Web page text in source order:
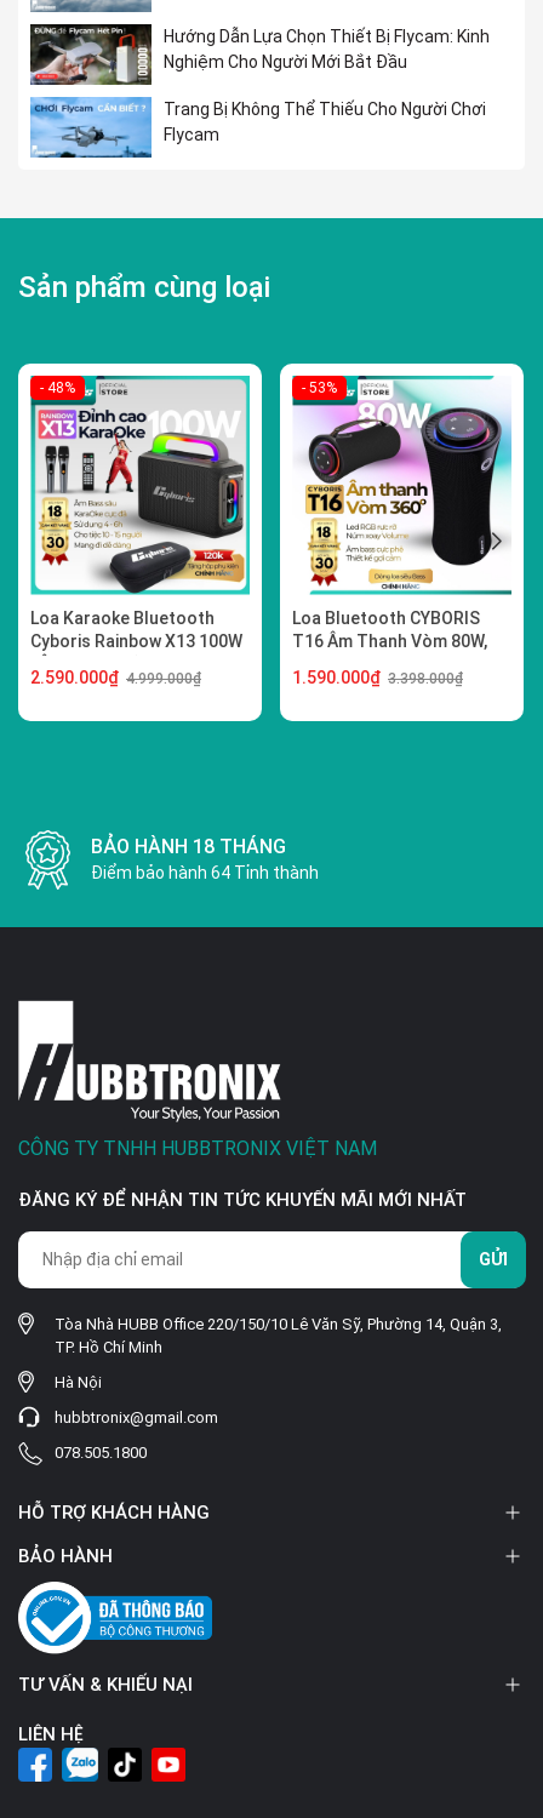
Hướng Dẫn Lựa Chọn Thiết Bị Flycam: Kinh
Nghiệm Cho Người Mới Bắt Đầu
Trang Bị Không Thể Thiếu Cho Người Chơi
Flycam
Sản phẩm cùng loại
- 48%
Loa Karaoke Bluetooth
Cyboris Rainbow X13 100W
RGB
2.590.000₫ 4.999.000₫
- 53%
Loa Bluetooth CYBORIS
T16 Âm Thanh Vòm 80W,
Chống Nước IPX5, Hỗ Trợ
1.590.000₫ 3.398.000₫
BẢO HÀNH 18 THÁNG
Điểm bảo hành 64 Tỉnh thành
CÔNG TY TNHH HUBBTRONIX VIỆT NAM
ĐĂNG KÝ ĐỂ NHẬN TIN TỨC KHUYẾN MÃI MỚI NHẤT
GỬI
Tòa Nhà HUBB Office 220/150/10 Lê Văn Sỹ, Phường 14, Quận 3,
TP. Hồ Chí Minh
Hà Nội
hubbtronix@gmail.com
078.505.1800
HỖ TRỢ KHÁCH HÀNG
BẢO HÀNH
TƯ VẤN & KHIẾU NẠI
LIÊN HỆ